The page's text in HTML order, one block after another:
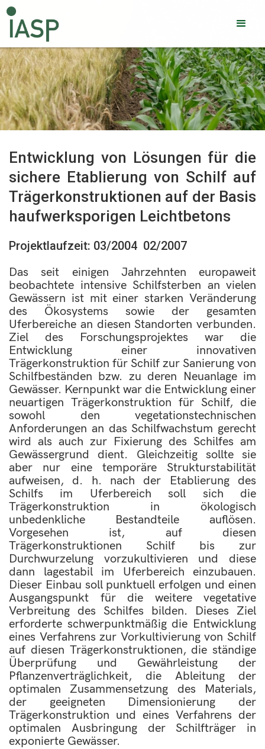
Entwicklung von Lösungen für die
sichere Etablierung von Schilf auf
Trägerkonstruktionen auf der Basis
haufwerksporigen Leichtbetons
Projektlaufzeit: 03/2004  02/2007
Das seit einigen Jahrzehnten europaweit
beobachtete intensive Schilfsterben an vielen
Gewässern ist mit einer starken Veränderung
des Ökosystems sowie der gesamten
Uferbereiche an diesen Standorten verbunden.
Ziel des Forschungsprojektes war die
Entwicklung einer innovativen
Trägerkonstruktion für Schilf zur Sanierung von
Schilfbeständen bzw. zu deren Neuanlage im
Gewässer. Kernpunkt war die Entwicklung einer
neuartigen Trägerkonstruktion für Schilf, die
sowohl den vegetationstechnischen
Anforderungen an das Schilfwachstum gerecht
wird als auch zur Fixierung des Schilfes am
Gewässergrund dient. Gleichzeitig sollte sie
aber nur eine temporäre Strukturstabilität
aufweisen, d. h. nach der Etablierung des
Schilfs im Uferbereich soll sich die
Trägerkonstruktion in ökologisch
unbedenkliche Bestandteile auflösen.
Vorgesehen ist, auf diesen
Trägerkonstruktionen Schilf bis zur
Durchwurzelung vorzukultivieren und diese
dann lagestabil im Uferbereich einzubauen.
Dieser Einbau soll punktuell erfolgen und einen
Ausgangspunkt für die weitere vegetative
Verbreitung des Schilfes bilden. Dieses Ziel
erforderte schwerpunktmäßig die Entwicklung
eines Verfahrens zur Vorkultivierung von Schilf
auf diesen Trägerkonstruktionen, die ständige
Überprüfung und Gewährleistung der
Pflanzenverträglichkeit, die Ableitung der
optimalen Zusammensetzung des Materials,
der geeigneten Dimensionierung der
Trägerkonstruktion und eines Verfahrens der
optimalen Ausbringung der Schilfträger in
exponierte Gewässer.